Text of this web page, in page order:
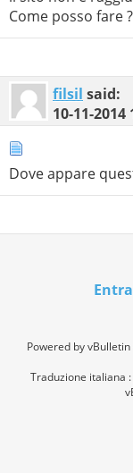
Come posso fare ?
filsil said:
10-11-2014
Dove appare
Entra
Powered by
Traduzione italiana :